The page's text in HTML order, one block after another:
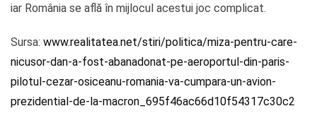
iar România se află în mijlocul acestui joc complicat.
Sursa: www.realitatea.net/stiri/politica/miza-pentru-care-
nicusor-dan-a-fost-abanadonat-pe-aeroportul-din-paris-
pilotul-cezar-osiceanu-romania-va-cumpara-un-avion-
prezidential-de-la-macron_695f46ac66d10f54317c30c2